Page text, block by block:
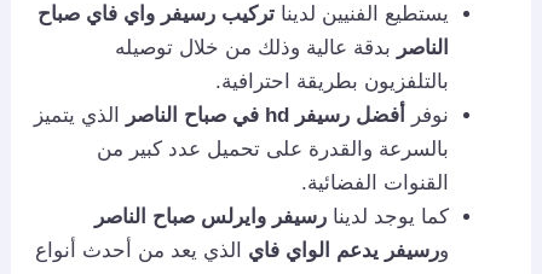
يستطيع الفنيين لديناتركيب رسيفر واي فاي صباح
الناصر بدقة عالية وذلك من خلال توصيله
بالتلفزيون بطريقة احترافية.
نوفر
أفضل رسيفر hd في صباح الناصر
الذي يتميز
بالسرعة والقدرة على تحميل عدد كبير من
القنوات الفضائية.
كما يوجد لدينارسيفر وايرلس صباح الناصر
ورسيفر يدعم الواي فاي
الذي يعد من أحدث أنواع